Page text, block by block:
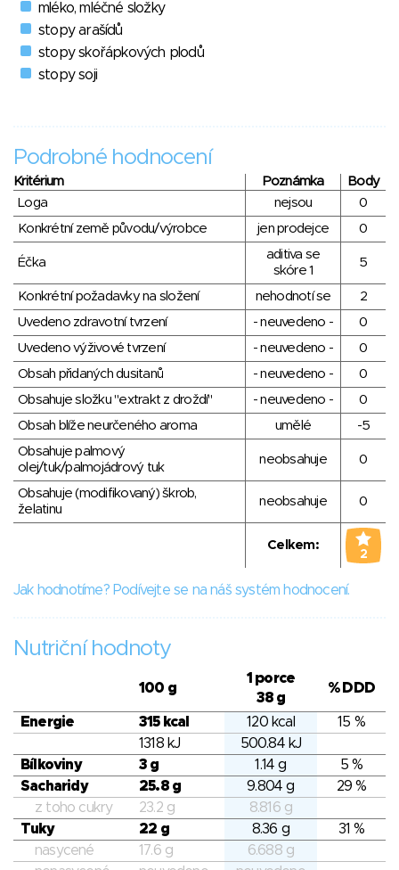
mléko, mléčné složky
stopy arašídů
stopy skořápkových plodů
stopy soji
Podrobné hodnocení
Kritérium Poznámka
Body
Loga
nejsou
0
Konkrétní země původu/výrobce
jen prodejce 0
Éčka
aditiva se
skóre 1
5
Konkrétní požadavky na složení nehodnotí se
2
Uvedeno zdravotní tvrzení
- neuvedeno -
0
Uvedeno výživové tvrzení
- neuvedeno -
0
Obsah přidaných dusitanů
- neuvedeno -
0
Obsahuje složku "extrakt z droždí"
- neuvedeno -
0
Obsah blíže neurčeného aroma
umělé
-5
Obsahuje palmový
olej/tuk/palmojádrový tuk
neobsahuje 0
Obsahuje (modifikovaný) škrob,
želatinu
neobsahuje 0
Celkem:
2
Jak hodnotíme? Podívejte se na náš systém hodnocení.
Nutriční hodnoty
100 g
1 porce
38 g
% DDD
Energie 315 kcal 120 kcal
15 %
1318 kJ
500.84 kJ
Bílkoviny
3 g 1.14 g
5 %
Sacharidy
25.8 g 9.804 g
29 %
z toho cukry
23.2 g
8.816 g
Tuky
22 g 8.36 g
31 %
nasycené
17.6 g
6.688 g